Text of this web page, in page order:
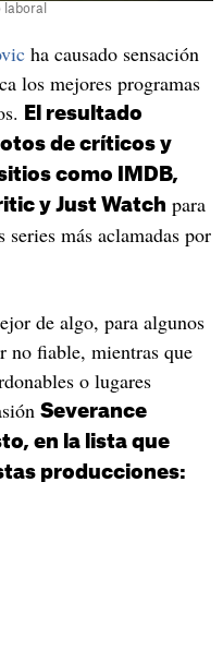
ha causado sensación
los mejores programas
El resultado
de críticos y
como IMDB,
y Just Watch para
más aclamadas por
de algo, para algunos
no fiable, mientras que
o lugares
Severance
en la lista que
producciones: